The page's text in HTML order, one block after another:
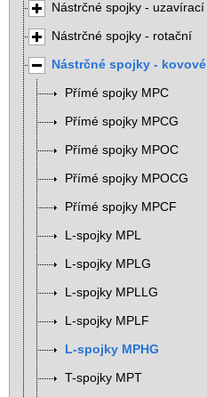
Nástrčné spojky - uzavírací
Nástrčné spojky - rotační
Nástrčné spojky - kovové
Přímé spojky MPC
Přímé spojky MPCG
Přímé spojky MPOC
Přímé spojky MPOCG
Přímé spojky MPCF
L-spojky MPL
L-spojky MPLG
L-spojky MPLLG
L-spojky MPLF
L-spojky MPHG
T-spojky MPT